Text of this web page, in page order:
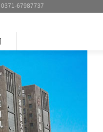
67987737